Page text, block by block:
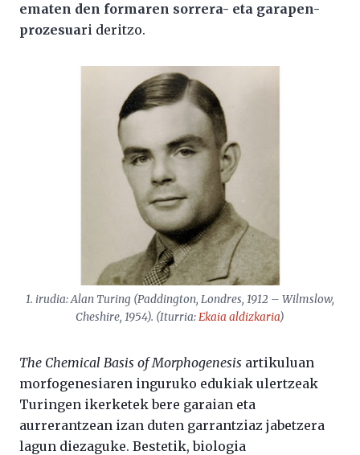
ematen den formaren sorrera- eta garapen-
prozesuari deritzo.
1. irudia: Alan Turing (Paddington, Londres, 1912 – Wilmslow,
Cheshire, 1954). (Iturria:Ekaia aldizkaria)
The Chemical Basis of Morphogenesis artikuluan
morfogenesiaren inguruko edukiak ulertzeak
Turingen ikerketek bere garaian eta
aurrerantzean izan duten garrantziaz jabetzera
lagun diezaguke. Bestetik, biologia